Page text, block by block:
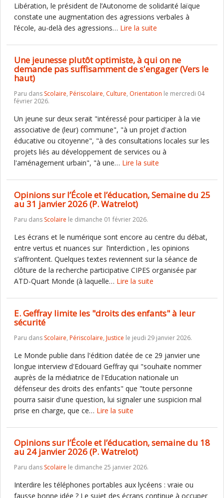
Libération, le président de l’Autonome de solidarité laïque
constate une augmentation des agressions verbales à
l’école, au-delà des agressions… Lire la suite
Une jeunesse plutôt optimiste, à qui on ne
demande pas suffisamment de s'engager (Vers le
haut)
Paru dans Scolaire, Périscolaire, Culture, Orientation le mercredi 04
février 2026.
Un jeune sur deux serait "intéressé pour participer à la vie
associative de (leur) commune", "à un projet d'action
éducative ou citoyenne", "à des consultations locales sur les
projets liés au développement de services ou à
l'aménagement urbain", "à une… Lire la suite
Opinions sur l’École et l’éducation, Semaine du 25
au 31 janvier 2026 (P. Watrelot)
Paru dans Scolaire le dimanche 01 février 2026.
Les écrans et le numérique sont encore au centre du débat,
entre vertus et nuances sur l’interdiction , les opinions
s’affrontent. Quelques textes reviennent sur la séance de
clôture de la recherche participative CIPES organisée par
ATD-Quart Monde (à laquelle… Lire la suite
E. Geffray limite les "droits des enfants" à leur
sécurité
Paru dans Scolaire, Périscolaire, Justice le jeudi 29 janvier 2026.
Le Monde publie dans l'édition datée de ce 29 janvier une
longue interview d'Edouard Geffray qui "souhaite nommer
auprès de la médiatrice de l'Education nationale un
défenseur des droits des enfants" que "toute personne
pourra saisir d'une question, lui signaler une suspicion mal
prise en charge, que ce… Lire la suite
Opinions sur l’École et l’éducation, semaine du 18
au 24 janvier 2026 (P. Watrelot)
Paru dans Scolaire le dimanche 25 janvier 2026.
Interdire les téléphones portables aux lycéens : vraie ou
fausse bonne idée ? Le sujet des écrans continue à occuper